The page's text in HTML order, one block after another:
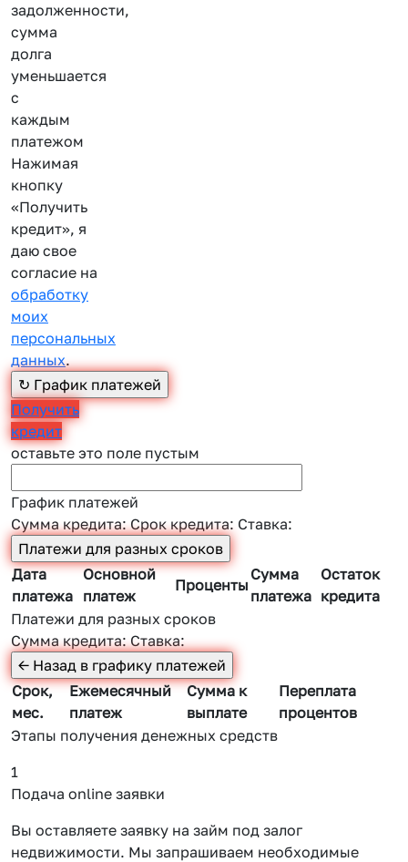
задолженности,
сумма
долга
уменьшается
с
каждым
платежом
Нажимая
кнопку
«Получить
кредит», я
даю свое
согласие на
обработку
моих
персональных
данных.
Получить
кредит
оставьте это поле пустым
График платежей
Сумма кредита:Срок кредита: Ставка:
Дата
платежа
Основной
платеж
Проценты
Сумма
платежа
Остаток
кредита
Платежи для разных сроков
Сумма кредита:Ставка:
Срок,
мес.
Ежемесячный
платеж
Сумма к
выплате
Переплата
процентов
Этапы получения денежных средств
1
Подача online заявки
Вы оставляете заявку на займ под залог
недвижимости. Мы запрашиваем необходимые